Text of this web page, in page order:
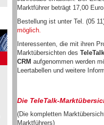
Marktführer beträgt 17,00
Bestellung ist unter Tel. (05
möglich.
Interessenten, die mit ihren
Marktübersichten des
CRM aufgenommen werden
Leertabellen und weitere
Die TeleTalk-
(Die kompletten
Marktführers)